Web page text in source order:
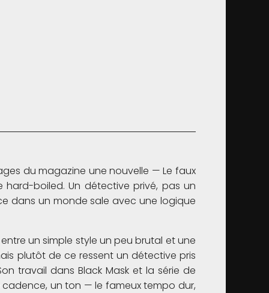
du magazine une nouvelle — Le faux
boiled. Un détective privé, pas un
dans un monde sale avec une logique
un simple style un peu brutal et une
plutôt de ce ressent un détective pris
travail dans Black Mask et la série de
un ton — le fameux tempo dur,